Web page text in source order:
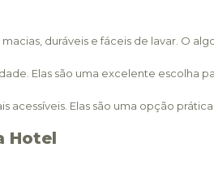
duráveis e fáceis de lavar.
Elas são uma excelente escolha
acessíveis. Elas são uma opção
Hotel